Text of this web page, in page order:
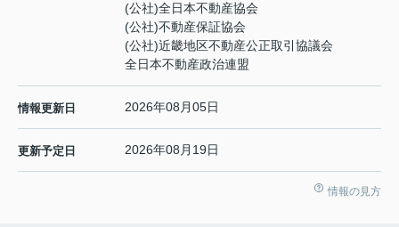
(公社)全日本不動産協会
(公社)不動産保証協会
(公社)近畿地区不動産公正取引協議会
全日本不動産政治連盟
情報更新日 2026年08月05日
更新予定日 2026年08月19日
情報の見方